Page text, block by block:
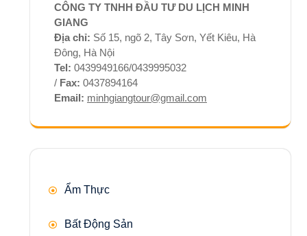
CÔNG TY TNHH ĐẦU TƯ DU LỊCH MINH
GIANG
Địa chỉ: Số 15, ngõ 2, Tây Sơn, Yết Kiêu, Hà
Đông, Hà Nội
Tel: 0439949166/0439995032
/ Fax: 0437894164
Email: minhgiangtour@gmail.com
Ẩm Thực
Bất Động Sản